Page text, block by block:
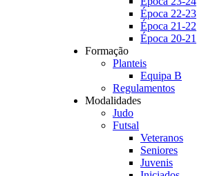
Época 22-23
Época 21-22
Época 20-21
Formação
Planteis
Equipa B
Regulamentos
Modalidades
Judo
Futsal
Veteranos
Seniores
Juvenis